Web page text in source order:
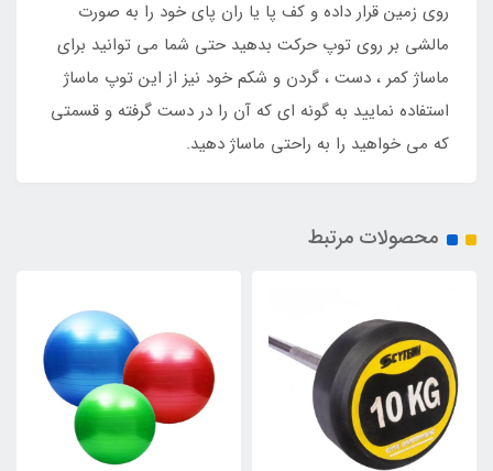
روی زمین قرار داده و کف پا یا ران پای خود را به صورت
مالشی بر روی توپ حرکت بدهید حتی شما می توانید برای
ماساژ کمر ، دست ، گردن و شکم خود نیز از این توپ ماساژ
استفاده نمایید به گونه ای که آن را در دست گرفته و قسمتی
که می خواهید را به راحتی ماساژ دهید.
محصولات مرتبط